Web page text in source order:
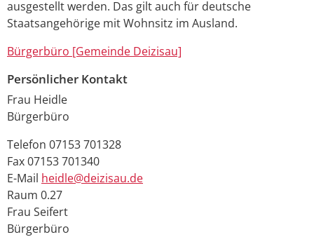
ausgestellt werden. Das gilt auch für deutsche
Staatsangehörige mit Wohnsitz im Ausland.
Bürgerbüro [Gemeinde Deizisau]
Persönlicher Kontakt
Frau Heidle
Bürgerbüro
Telefon 07153 701328
Fax07153 701340
E-Mail heidle@deizisau.de
Raum 0.27
Frau Seifert
Bürgerbüro